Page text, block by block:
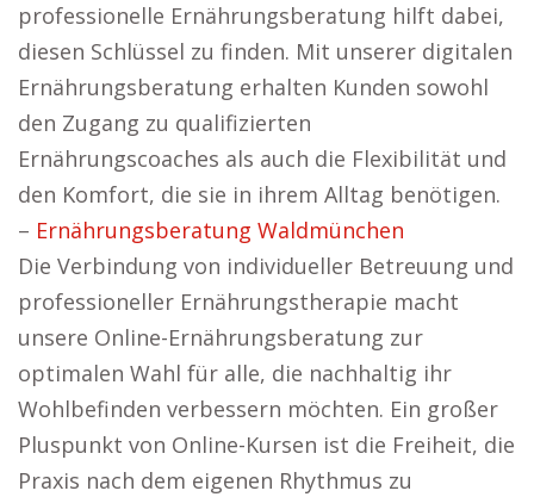
professionelle Ernährungsberatung hilft dabei,
diesen Schlüssel zu finden. Mit unserer digitalen
Ernährungsberatung erhalten Kunden sowohl
den Zugang zu qualifizierten
Ernährungscoaches als auch die Flexibilität und
den Komfort, die sie in ihrem Alltag benötigen.
– Ernährungsberatung Waldmünchen
Die Verbindung von individueller Betreuung und
professioneller Ernährungstherapie macht
unsere Online-Ernährungsberatung zur
optimalen Wahl für alle, die nachhaltig ihr
Wohlbefinden verbessern möchten. Ein großer
Pluspunkt von Online-Kursen ist die Freiheit, die
Praxis nach dem eigenen Rhythmus zu